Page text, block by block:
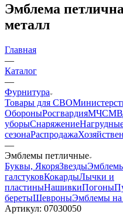
Эмблема
металл
Главная
—
Каталог
—
Фурнитура
Товары для СВО
ОбороныРосгвардияМЧС
уборыСнаряжение
сезонаРаспродажа
—
Эмблемы петличные
Буквы, ЯкоряЗвезды
галстуковКокардыЛычки и
пластиныНашивкиПогоны
беретыШевроныЭмблемы на
Артикул: 07030050